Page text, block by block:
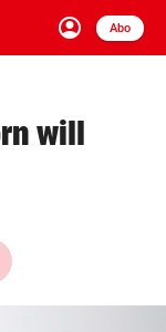
account_circle
Anmelden
Abo
close Schließen
arrow_right
will